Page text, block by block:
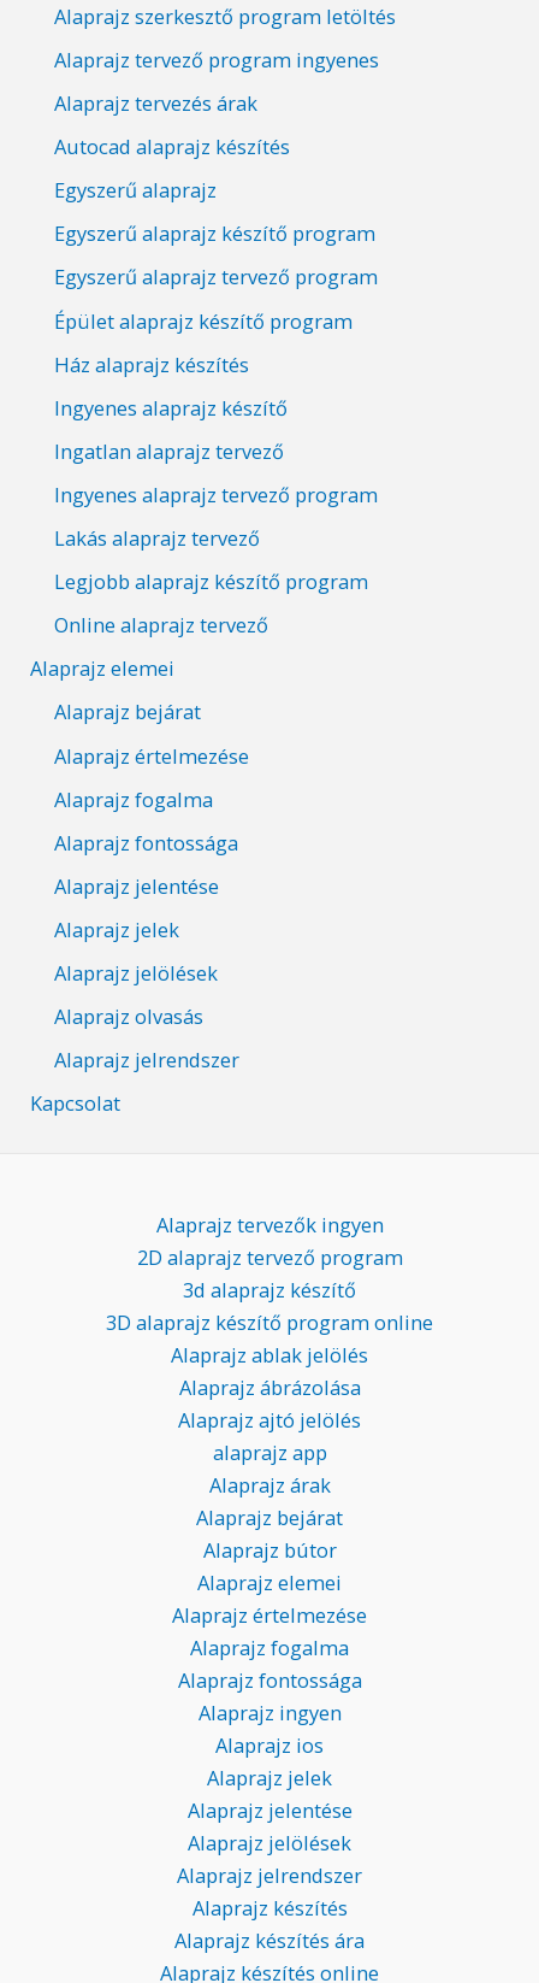
Alaprajz szerkesztő program letöltés
Alaprajz tervező program ingyenes
Alaprajz tervezés árak
Autocad alaprajz készítés
Egyszerű alaprajz
Egyszerű alaprajz készítő program
Egyszerű alaprajz tervező program
Épület alaprajz készítő program
Ház alaprajz készítés
Ingyenes alaprajz készítő
Ingatlan alaprajz tervező
Ingyenes alaprajz tervező program
Lakás alaprajz tervező
Legjobb alaprajz készítő program
Online alaprajz tervező
Alaprajz elemei
Alaprajz bejárat
Alaprajz értelmezése
Alaprajz fogalma
Alaprajz fontossága
Alaprajz jelentése
Alaprajz jelek
Alaprajz jelölések
Alaprajz olvasás
Alaprajz jelrendszer
Kapcsolat
Alaprajz tervezők ingyen
2D alaprajz tervező program
3d alaprajz készítő
3D alaprajz készítő program online
Alaprajz ablak jelölés
Alaprajz ábrázolása
Alaprajz ajtó jelölés
alaprajz app
Alaprajz árak
Alaprajz bejárat
Alaprajz bútor
Alaprajz elemei
Alaprajz értelmezése
Alaprajz fogalma
Alaprajz fontossága
Alaprajz ingyen
Alaprajz ios
Alaprajz jelek
Alaprajz jelentése
Alaprajz jelölések
Alaprajz jelrendszer
Alaprajz készítés
Alaprajz készítés ára
Alaprajz készítés online